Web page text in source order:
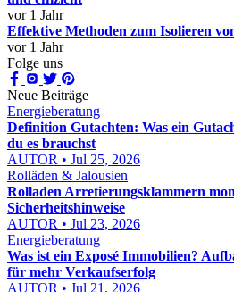
vor 1 Jahr
Effektive Methoden zum Isolieren
vor 1 Jahr
Folge uns
Neue Beiträge
Energieberatung
Definition Gutachten: Was ein
du es brauchst
AUTOR • Jul 25, 2026
Rolläden & Jalousien
Rolladen Arretierungsklammern
Sicherheitshinweise
AUTOR • Jul 23, 2026
Energieberatung
Was ist ein Exposé Immobilien?
für mehr Verkaufserfolg
AUTOR • Jul 21, 2026